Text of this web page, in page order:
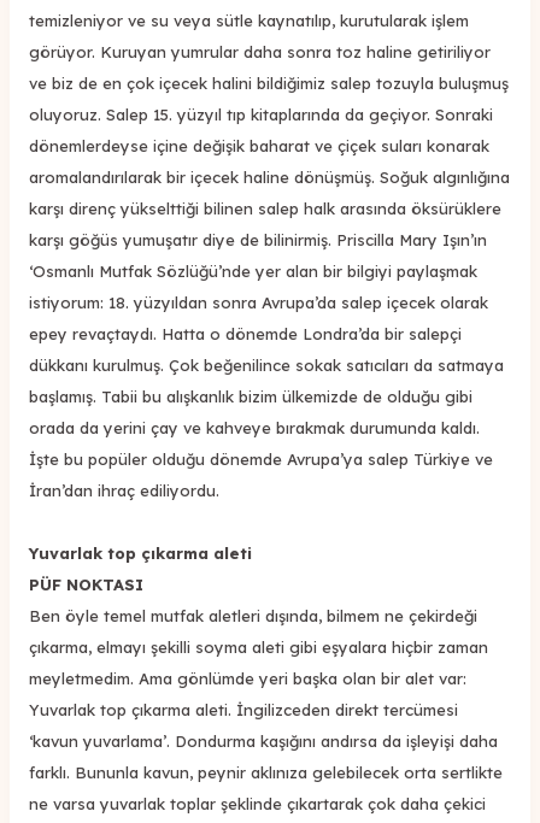
temizleniyor ve su veya sütle kaynatılıp, kurutularak işlem
görüyor. Kuruyan yumrular daha sonra toz haline getiriliyor
ve biz de en çok içecek halini bildiğimiz salep tozuyla buluşmuş
oluyoruz. Salep 15. yüzyıl tıp kitaplarında da geçiyor. Sonraki
dönemlerdeyse içine değişik baharat ve çiçek suları konarak
aromalandırılarak bir içecek haline dönüşmüş. Soğuk algınlığına
karşı direnç yükselttiği bilinen salep halk arasında öksürüklere
karşı göğüs yumuşatır diye de bilinirmiş. Priscilla Mary Işın’ın
‘Osmanlı Mutfak Sözlüğü’nde yer alan bir bilgiyi paylaşmak
istiyorum: 18. yüzyıldan sonra Avrupa’da salep içecek olarak
epey revaçtaydı. Hatta o dönemde Londra’da bir salepçi
dükkanı kurulmuş. Çok beğenilince sokak satıcıları da satmaya
başlamış. Tabii bu alışkanlık bizim ülkemizde de olduğu gibi
orada da yerini çay ve kahveye bırakmak durumunda kaldı.
İşte bu popüler olduğu dönemde Avrupa’ya salep Türkiye ve
İran’dan ihraç ediliyordu.
Yuvarlak top çıkarma aleti
PÜF NOKTASI
Ben öyle temel mutfak aletleri dışında, bilmem ne çekirdeği
çıkarma, elmayı şekilli soyma aleti gibi eşyalara hiçbir zaman
meyletmedim. Ama gönlümde yeri başka olan bir alet var:
Yuvarlak top çıkarma aleti. İngilizceden direkt tercümesi
‘kavun yuvarlama’. Dondurma kaşığını andırsa da işleyişi daha
farklı. Bununla kavun, peynir aklınıza gelebilecek orta sertlikte
ne varsa yuvarlak toplar şeklinde çıkartarak çok daha çekici